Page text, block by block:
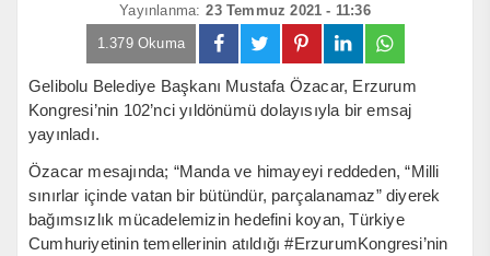
Yayınlanma: 23 Temmuz 2021 - 11:36
1.379 Okuma
Gelibolu Belediye Başkanı Mustafa Özacar, Erzurum
Kongresi’nin 102’nci yıldönümü dolayısıyla bir emsaj
yayınladı.
Özacar mesajında; “Manda ve himayeyi reddeden, “Milli
sınırlar içinde vatan bir bütündür, parçalanamaz” diyerek
bağımsızlık mücadelemizin hedefini koyan, Türkiye
Cumhuriyetinin temellerinin atıldığı #ErzurumKongresi’nin